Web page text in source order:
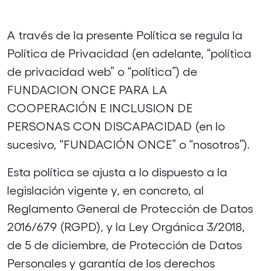
A través de la presente Política se regula la
Política de Privacidad (en adelante, “política
de privacidad web” o “política”) de
FUNDACION ONCE PARA LA
COOPERACIÓN E INCLUSION DE
PERSONAS CON DISCAPACIDAD (en lo
sucesivo, “FUNDACIÓN ONCE” o “nosotros”).
Esta política se ajusta a lo dispuesto a la
legislación vigente y, en concreto, al
Reglamento General de Protección de Datos
2016/679 (RGPD), y la Ley Orgánica 3/2018,
de 5 de diciembre, de Protección de Datos
Personales y garantía de los derechos